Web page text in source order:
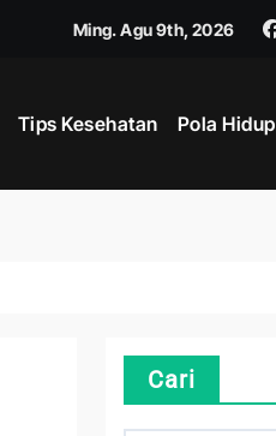
Ming. Agu 9th, 2026
Tips Kesehatan Pola Hidup
Cari